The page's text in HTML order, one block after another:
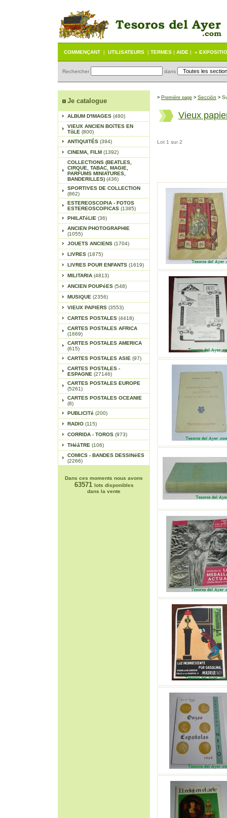
COMMENÇANT | UTILISATEURS | TERMES | AIDE | «
Rechercher dans
Je catalogue
ALBUM D'IMAGES (480)
VIEUX ANCIEN BOîTES EN
TôLE (800)
ANTIQUITÉS (394)
CINEMA, FILM (1392)
COLLECTIONS (BEATLES,
CIRQUE, TABAC, MAGIE,
PARFUMS MINIATURES,
BANDERILLES) (436)
SPORTIVES DE COLLECTION
(862)
ESTEREOSCOPIA - FOTOS
ESTEREOSCOPICAS (1385)
PHILATéLIE (36)
ANCIEN PHOTOGRAPHIE
(1055)
JOUETS ANCIENS (1704)
LIVRES (1875)
LIVRES POUR ENFANTS (1619)
MILITARIA (4813)
ANCIEN POUPéES (548)
MUSIQUE (2356)
VIEUX PAPIERS (3553)
CARTES POSTALES (4418)
CARTES POSTALES AFRICA
(1669)
CARTES POSTALES AMERICA
(615)
CARTES POSTALES ASIE (97)
CARTES POSTALES -
ESPAGNE (27146)
CARTES POSTALES EUROPE
(5261)
CARTES POSTALES OCEANIE
(8)
PUBLICITé (200)
RADIO (115)
CORRIDA - TOROS (973)
THéâTRE (106)
COMICS - BANDES DESSINéES
(2266)
Dans ces moments nous avons
63571 lots disponibles
dans la vente
> Première page > Sección >
Vieux
Lot 1 sur 2